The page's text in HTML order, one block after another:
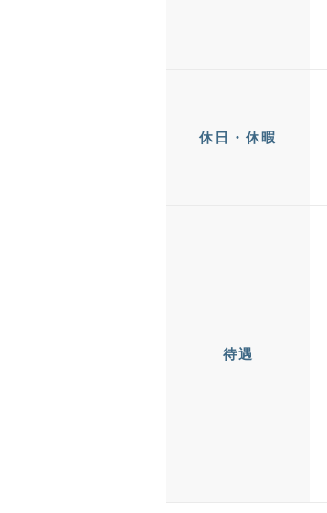
休日・休暇
待遇